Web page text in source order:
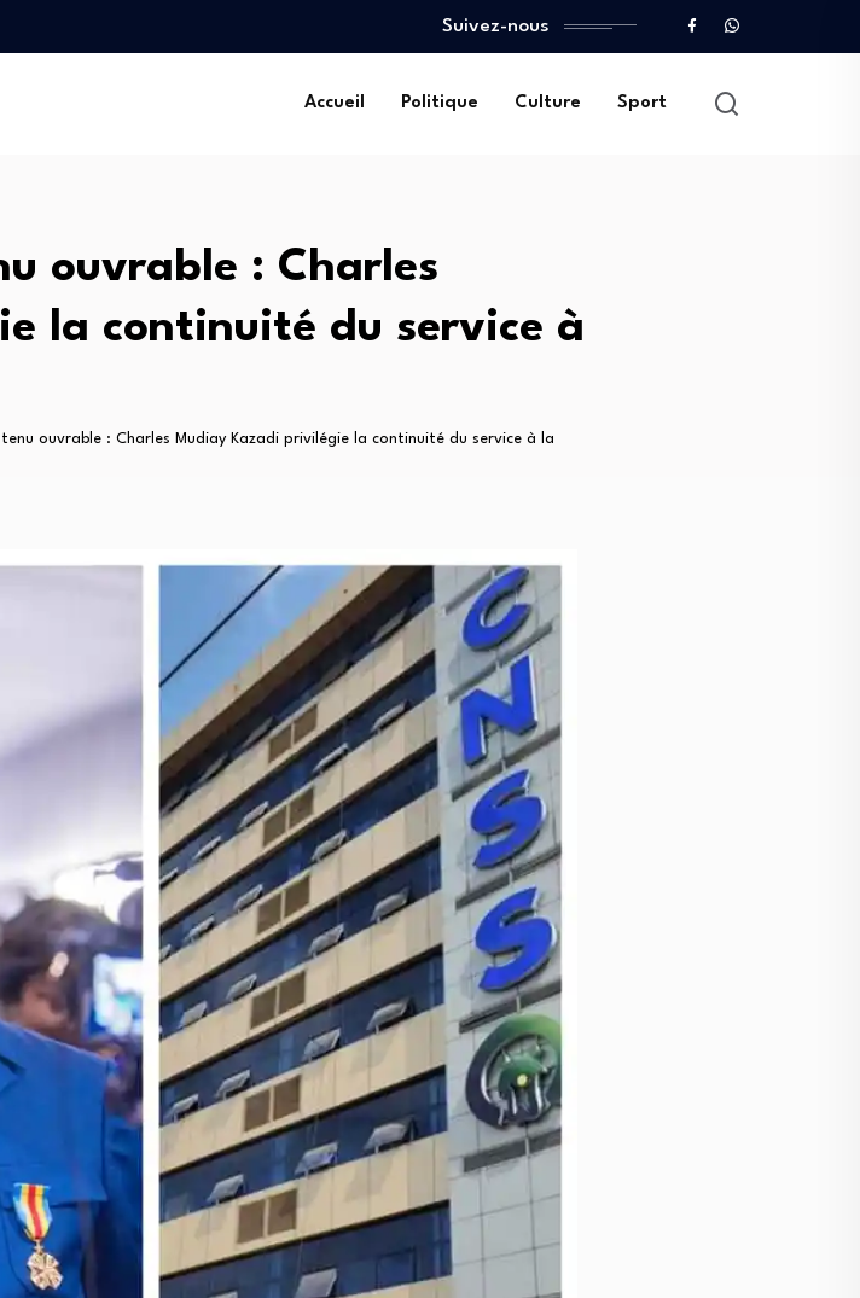
Suivez-nous
Accueil Politique Culture Sport
ouvrable : Charles
la continuité du service à
ouvrable : Charles Mudiay Kazadi privilégie la continuité du service à la